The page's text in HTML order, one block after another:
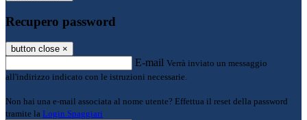
Recupero password
button close ×
E-mail Verrà inviato un messaggio
all'indirizzo indicato con le istruzioni necessarie.
Non hai una e-mail associata al nome utente? Effettua il reset della password
tramite la Login Spaggiari